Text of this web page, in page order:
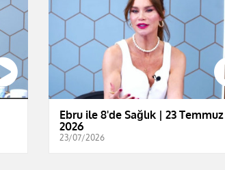
Ebru ile 8'de Sağlık | 23 Temmuz
2026
23/07/2026